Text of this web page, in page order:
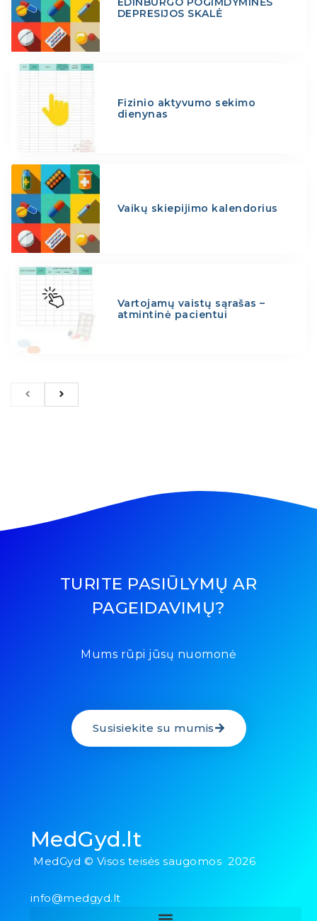
DEPRESIJOS SKALĖ
Fizinio aktyvumo sekimo
dienynas
Vaikų skiepijimo kalendorius
Vartojamų vaistų sąrašas –
atmintinė pacientui
TURITE PASIŪLYMŲ AR
PAGEIDAVIMŲ?
Mums rūpi jūsų nuomonė
Susisiekite su mumis
MedGyd.lt
MedGyd © Visos teisės saugomos 2026
info@medgyd.lt